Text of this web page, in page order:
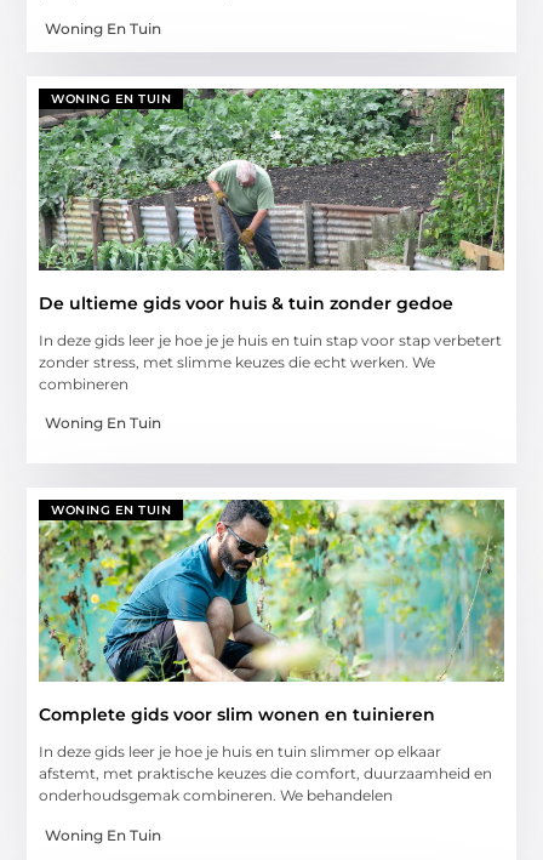
Woning En Tuin
WONING EN TUIN
De ultieme gids voor huis & tuin zonder gedoe
In deze gids leer je hoe je je huis en tuin stap voor stap verbetert
zonder stress, met slimme keuzes die echt werken. We
combineren
Woning En Tuin
WONING EN TUIN
Complete gids voor slim wonen en tuinieren
In deze gids leer je hoe je huis en tuin slimmer op elkaar
afstemt, met praktische keuzes die comfort, duurzaamheid en
onderhoudsgemak combineren. We behandelen
Woning En Tuin